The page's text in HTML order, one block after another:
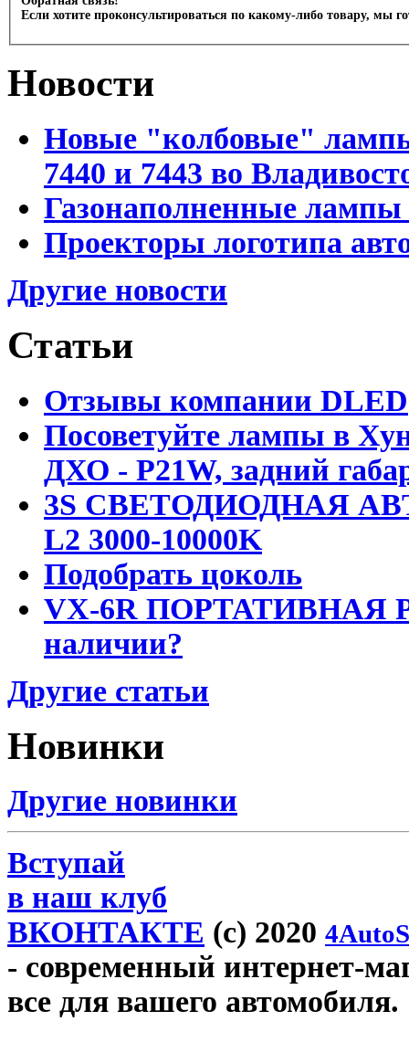
Если хотите проконсультироваться по какому-либо товару, мы
Новости
Новые "колбовые"
7440 и 7443 во
Газонаполненные лампы
Проекторы логотипа
Другие новости
Статьи
Отзывы компании DLED
Посоветуйте лампы в
ДХО - P21W, задний
3S СВЕТОДИОДНАЯ
L2 3000-10000K
Подобрать цоколь
VX-6R ПОРТАТИВНАЯ
наличии?
Другие статьи
Новинки
Другие новинки
Вступай
в наш клуб
ВКОНТАКТЕ (c) 2020
- современный интернет-
все для вашего автомобиля.